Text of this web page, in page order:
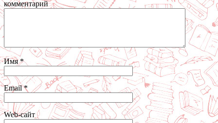
комментарий
Имя*
Email*
Web-сайт